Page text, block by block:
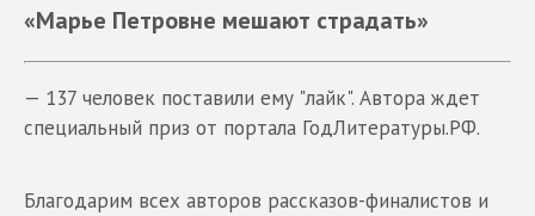
«Марье Петровне мешают страдать»
— 137 человек поставили ему "лайк". Автора ждет
специальный приз от портала ГодЛитературы.РФ.
Благодарим всех авторов рассказов-финалистов и